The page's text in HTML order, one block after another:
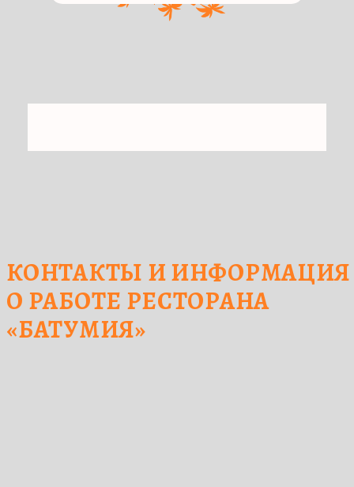
Адрес:
Бронирование:
Доставка:
+7 (901) 666-73-89